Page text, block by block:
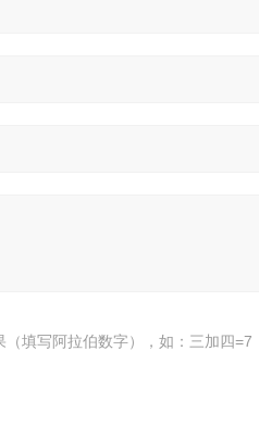
（填写阿拉伯数字），如：三加四=7